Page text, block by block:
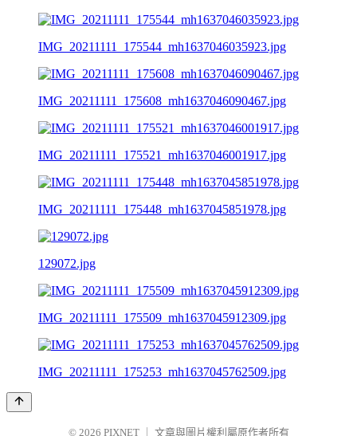
IMG_20211111_175544_mh1637046035923.jpg
IMG_20211111_175608_mh1637046090467.jpg
IMG_20211111_175521_mh1637046001917.jpg
IMG_20211111_175448_mh1637045851978.jpg
129072.jpg
IMG_20211111_175509_mh1637045912309.jpg
IMG_20211111_175253_mh1637045762509.jpg
© 2026 PIXNET 文章與圖片權利屬原作者所有